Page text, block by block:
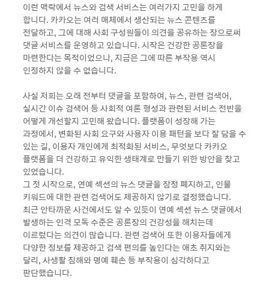
이런 맥락에서 뉴스와 검색 서비스는 여러가지 고민을 하게
합니다. 카카오는 여러 매체에서 생산되는 뉴스 콘텐츠를
전달하고, 그에 대해 사회 구성원들이 의견을 공유하는 장으로써
댓글 서비스를 운영하고 있습니다. 시작은 건강한 공론장을
마련한다는 목적이었으나, 지금은 그에 따른 부작용 역시
인정하지 않을 수 없습니다.
사실 저희는 오래 전부터 댓글을 포함하여, 뉴스, 관련 검색어,
실시간 이슈 검색어 등 사회적 여론 형성과 관련된 서비스 전반을
어떻게 개선할지 고민해 왔습니다. 플랫폼이 성장해 가는
과정에서, 변화된 사회 요구와 사용자 이용 패턴을 보다 잘 담을 수
있는 길, 이용자 개인에게 최적화된 서비스, 무엇보다 카카오
플랫폼을 더 건강하고 유익한 생태계로 만들기 위한 방안을 찾고
있었습니다.
그 첫 시작으로, 연예 섹션의 뉴스 댓글을 잠정 폐지하고, 인물
키워드에 대한 관련 검색어도 제공하지 않기로 결정했습니다.
최근 안타까운 사건에서도 알 수 있듯이 연예 섹션 뉴스 댓글에서
발생하는 인격 모독 수준은 공론장의 건강성을 해치는데
이르렀다는 의견이 많습니다. 관련 검색어 또한 이용자들에게
다양한 정보를 제공하고 검색 편의를 높인다는 애초 취지와는
달리, 사생활 침해와 명예 훼손 등 부작용이 심각하다고
판단했습니다.